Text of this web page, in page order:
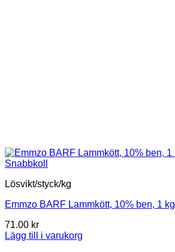
Snabbkoll
Lösvikt/styck/kg
Emmzo BARF Lammkött, 10% ben, 1 kg
71.00 kr
Lägg till i varukorg